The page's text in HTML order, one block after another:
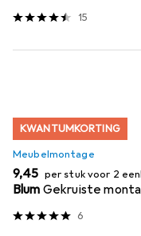
15
KWANTUMKORTING
Meubelmontage
EUR
9,45 per stuk voor 2
Blum Gekruiste
6